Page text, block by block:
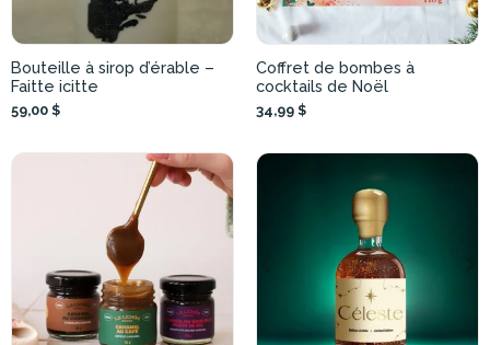
Bouteille à sirop d’érable –
Faitte icitte
59,00 $
Coffret de bombes à
cocktails de Noël
34,99 $